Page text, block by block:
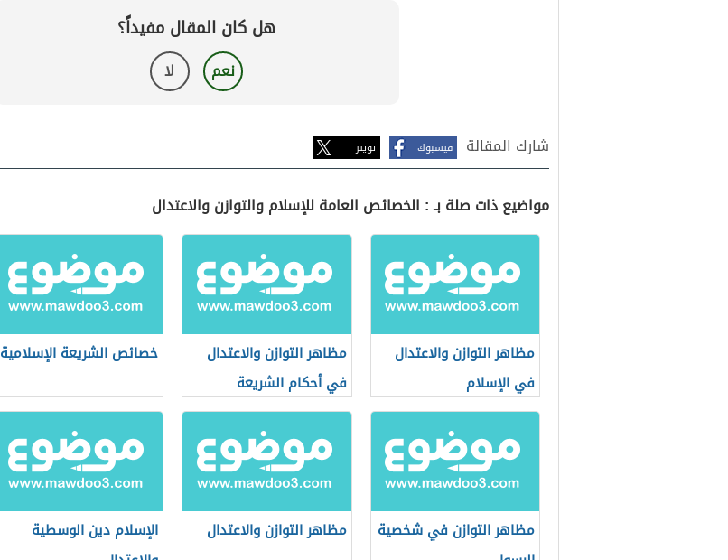
هل كان المقال مفيداً؟
نعم لا
شارك المقالة فيسبوك تويتر
مواضيع ذات صلة بـ : الخصائص العامة للإسلام والتوازن والاعتدال
مظاهر التوازن والاعتدال
في الإسلام
مظاهر التوازن والاعتدال
في أحكام الشريعة
الإسلامية
خصائص الشريعة الإسلامية
مظاهر التوازن في شخصية
مظاهر التوازن والاعتدال
الإسلام دين الوسطية